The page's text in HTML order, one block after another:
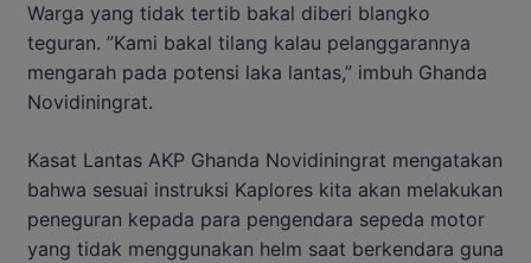
Warga yang tidak tertib bakal diberi blangko
teguran. ”Kami bakal tilang kalau pelanggarannya
mengarah pada potensi laka lantas,” imbuh Ghanda
Novidiningrat.
Kasat Lantas AKP Ghanda Novidiningrat mengatakan
bahwa sesuai instruksi Kaplores kita akan melakukan
peneguran kepada para pengendara sepeda motor
yang tidak menggunakan helm saat berkendara guna